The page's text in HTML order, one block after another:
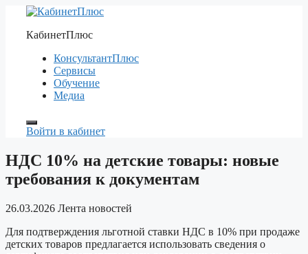
Перейти
содержимому
КабинетПлюс
КонсультантПлюс
Сервисы
Обучение
Медиа
Войти в кабинет
НДС 10% на детские товары: новые
требования к документам
26.03.2026 Лента новостей
Для подтверждения льготной ставки НДС в 10% при продаже
детских товаров предлагается использовать сведения о